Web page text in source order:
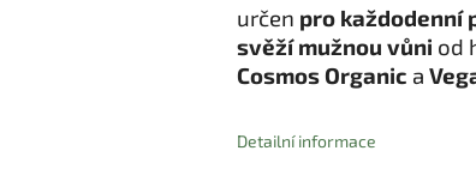
určen pro každodenní
svěží mužnou vůni od
Cosmos Organic a
Detailní informace